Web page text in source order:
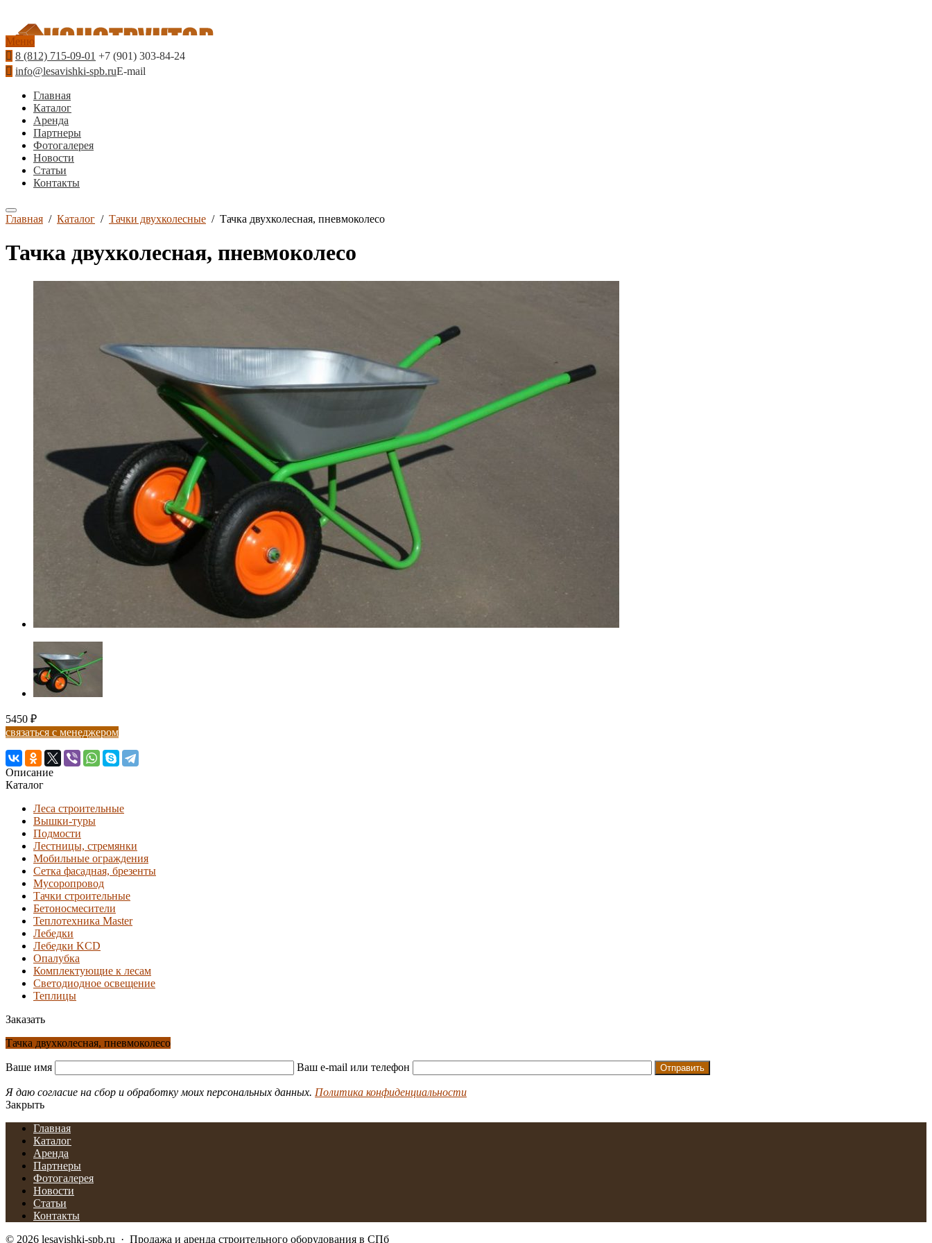
Меню
8 (812) 715-09-01 +7 (901) 303-84-24
info@lesavishki-spb.ruE-mail
Главная
Каталог
Аренда
Партнеры
Фотогалерея
Новости
Статьи
Контакты
Главная / Каталог / Тачки двухколесные / Тачка двухколесная, пневмоколесо
Тачка двухколесная, пневмоколесо
5450 ₽
связаться с менеджером
Описание
Каталог
Леса строительные
Вышки-туры
Подмости
Лестницы, стремянки
Мобильные ограждения
Сетка фасадная, брезенты
Мусоропровод
Тачки строительные
Бетоносмесители
Теплотехника Master
Лебедки
Лебедки KCD
Опалубка
Комплектующие к лесам
Светодиодное освещение
Теплицы
Заказать
Тачка двухколесная, пневмоколесо
Ваше имя Ваш e-mail или телефон
Я даю согласие на сбор и обработку моих персональных данных. Политика конфиденциальности
Закрыть
Главная
Каталог
Аренда
Партнеры
Фотогалерея
Новости
Статьи
Контакты
© 2026 lesavishki-spb.ru · Продажа и аренда строительного оборудования в СПб